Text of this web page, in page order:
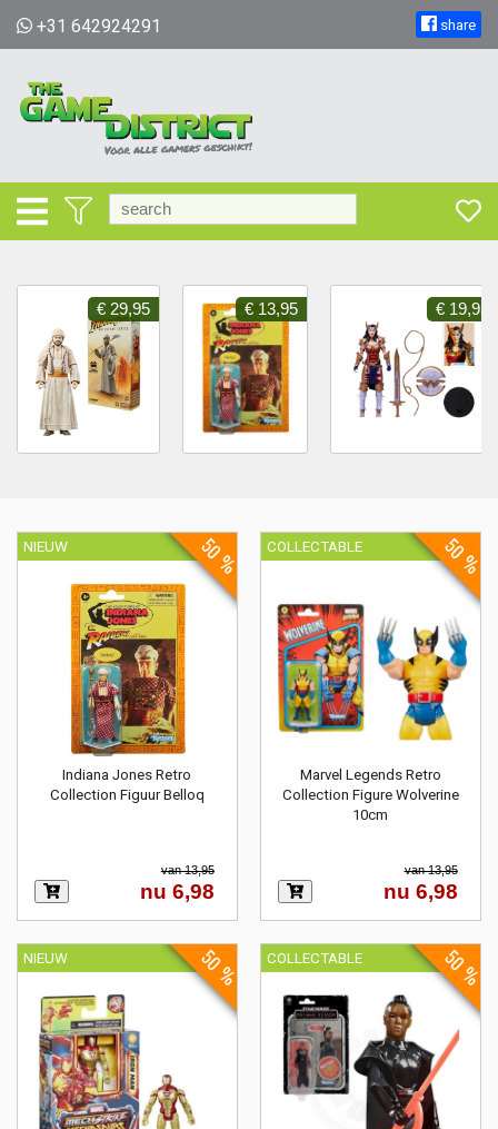
+31 642924291 share
€ 29,95 € 13,95 € 19,95
NIEUW
Indiana Jones Retro
Collection Figuur Belloq
50 %
van 13,95
nu 6,98
COLLECTABLE
Marvel Legends Retro
Collection Figure Wolverine
10cm
50 %
van 13,95
nu 6,98
NIEUW 50 % COLLECTABLE 50 %